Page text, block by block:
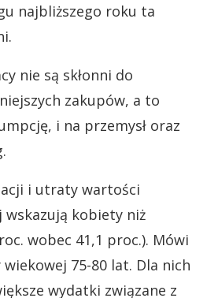
najbliższego roku ta
nie są skłonni do
zakupów, a to
i na przemysł oraz
i utraty wartości
wskazują kobiety niż
wobec 41,1 proc.). Mówi
75-80 lat. Dla nich
wydatki związane z